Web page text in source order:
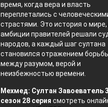
Три сестры
время, когда вера и власть
переплетались с
страстями. Это история о мире,
амбиции правителей решали
народов, а каждый шаг султана
становился отражением
между разумом, верой и
неизбежностью времени.
Мехмед: Султан Завоеватель 3
сезон 28 серия смотреть